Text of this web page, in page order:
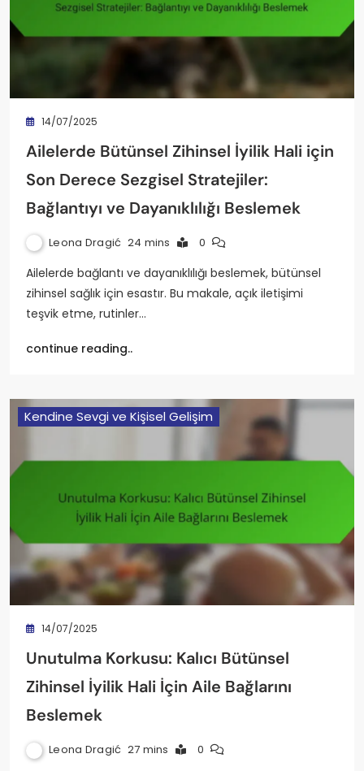
14/07/2025
Ailelerde Bütünsel Zihinsel İyilik Hali için
Son Derece Sezgisel Stratejiler:
Bağlantıyı ve Dayanıklılığı Beslemek
Leona Dragić 24 mins 0
Ailelerde bağlantı ve dayanıklılığı beslemek, bütünsel
zihinsel sağlık için esastır. Bu makale, açık iletişimi
teşvik etme, rutinler…
continue reading..
Kendine Sevgi ve Kişisel Gelişim
14/07/2025
Unutulma Korkusu: Kalıcı Bütünsel
Zihinsel İyilik Hali İçin Aile Bağlarını
Beslemek
Leona Dragić 27 mins 0